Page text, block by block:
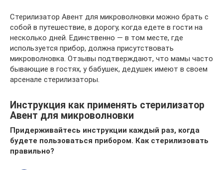
Стерилизатор Авент для микроволновки можно брать с
собой в путешествие, в дорогу, когда едете в гости на
несколько дней. Единственно — в том месте, где
используется прибор, должна присутствовать
микроволновка. Отзывы подтверждают, что мамы часто
бывающие в гостях, у бабушек, дедушек имеют в своем
арсенале стерилизаторы.
Инструкция как применять стерилизатор
Авент для микроволновки
Придерживайтесь инструкции каждый раз, когда
будете пользоваться прибором. Как стерилизовать
правильно?